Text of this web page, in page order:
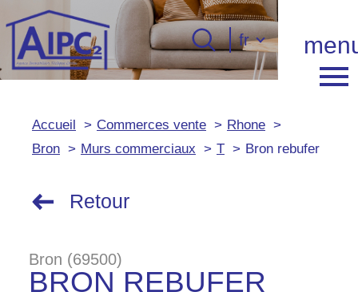
Langue
fr
Accueil 0 Langue
fr
Accueil Commerces vente
Rhone
Bron
Murs commerciaux T Bron rebufer
Retour
Bron (69500)
BRON REBUFER